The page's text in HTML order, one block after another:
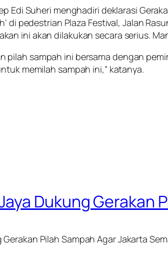
Edi Suheri menghadiri deklarasi
di pedestrian Plaza Festival, Jalan
ini akan dilakukan secara serius.
pilah sampah ini bersama dengan
memilah sampah ini,” katanya.
Dukung Gerakan
Pilah Sampah Agar Jakarta